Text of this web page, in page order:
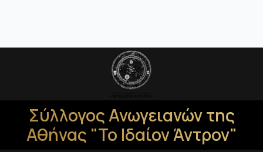
Σύλλογος Ανωγειανών της
Αθήνας "Το Ιδαίον Άντρον"